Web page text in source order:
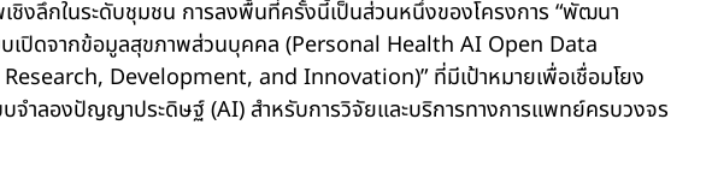
ชิงลึกในระดับชุมชน การลงพื้นที่ครั้งนี้เป็นส่วนหนึ่งของโครงการ “พัฒนา
เปิดจากข้อมูลสุขภาพส่วนบุคคล (Personal Health AI Open Data
Development, and Innovation)” ที่มีเป้าหมายเพื่อเชื่อมโยง
จำลองปัญญาประดิษฐ์ (AI) สำหรับการวิจัยและบริการทางการแพทย์ครบวงจร